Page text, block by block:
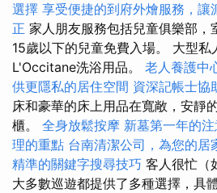
選擇 享受便捷的到府外燴服務，讓
正 家人朋友服務包括兒童俱樂部，
15歲以下的兒童免費入場。 大型私
L'Occitane洗浴用品。 老人養護中
供更隱私的居住空間 資深記帳士協
床和豪華的床上用品在寬敞，安靜
櫃。 全身放鬆按摩 新墓第一年的
理的重點 台南清潔公司，為您的居
精準的關鍵字搜尋技巧 客人很忙（
大多數巡遊都提供了多種選擇，具